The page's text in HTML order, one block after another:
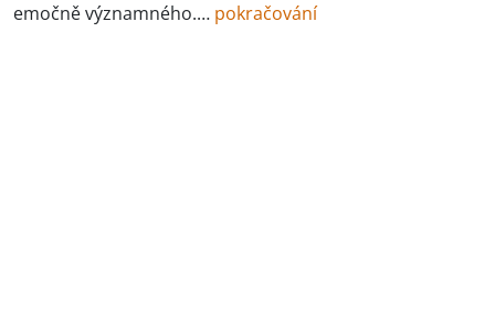
emočně významného.… pokračování